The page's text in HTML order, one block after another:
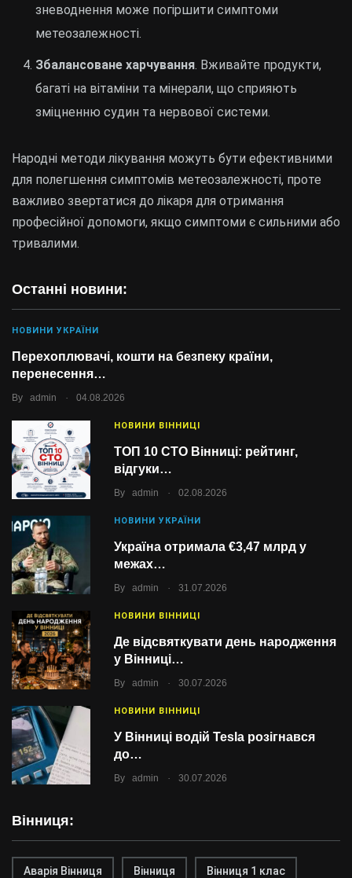
Останні новини:
НОВИНИ УКРАЇНИ
Перехоплювачі, кошти на безпеку країни,
перенесення…
By admin . 04.08.2026
НОВИНИ ВІННИЦІ
ТОП 10 СТО Вінниці: рейтинг,
відгуки…
By admin . 02.08.2026
НОВИНИ УКРАЇНИ
Україна отримала €3,47 млрд у
межах…
By admin . 31.07.2026
НОВИНИ ВІННИЦІ
Де відсвяткувати день народження
у Вінниці…
By admin . 30.07.2026
НОВИНИ ВІННИЦІ
У Вінниці водій Tesla розігнався
до…
By admin . 30.07.2026
Вінниця:
Аварія Вінниця Вінниця Вінниця 1 клас
зневоднення може погіршити симптоми
метеозалежності.
Збалансоване харчування. Вживайте продукти,
багаті на вітаміни та мінерали, що сприяють
зміцненню судин та нервової системи.
Народні методи лікування можуть бути ефективними
для полегшення симптомів метеозалежності, проте
важливо звертатися до лікаря для отримання
професійної допомоги, якщо симптоми є сильними або
тривалими.